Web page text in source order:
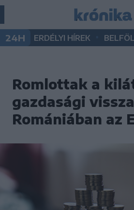
24H ERDÉLYI HÍREK
Romlottak a
gazdasági
Romániában az